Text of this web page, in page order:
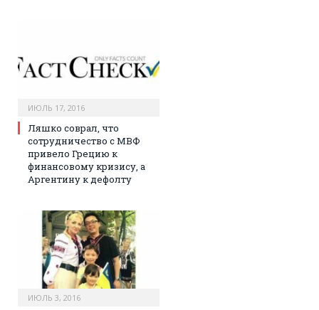
ИЮЛЬ 17, 2016
Ляшко соврал, что
сотрудничество с МВФ
привело Грецию к
финансовому кризису, а
Аргентину к дефолту
ИЮЛЬ 3, 2016